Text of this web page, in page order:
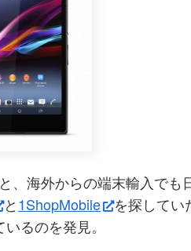
、海外からの端末輸入でも
と1ShopMobile
を探してい
るのを発見。